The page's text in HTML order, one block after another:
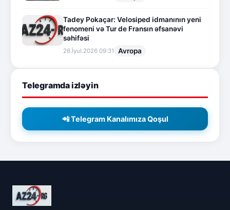
Tadey Pokaçar: Velosiped idmanının yeni
fenomeni və Tur de Fransın əfsanəvi
səhifəsi
26.İyul.2026 09:31 Avropa
Telegramda izləyin
📲 Telegram Kanalımıza Qoşul